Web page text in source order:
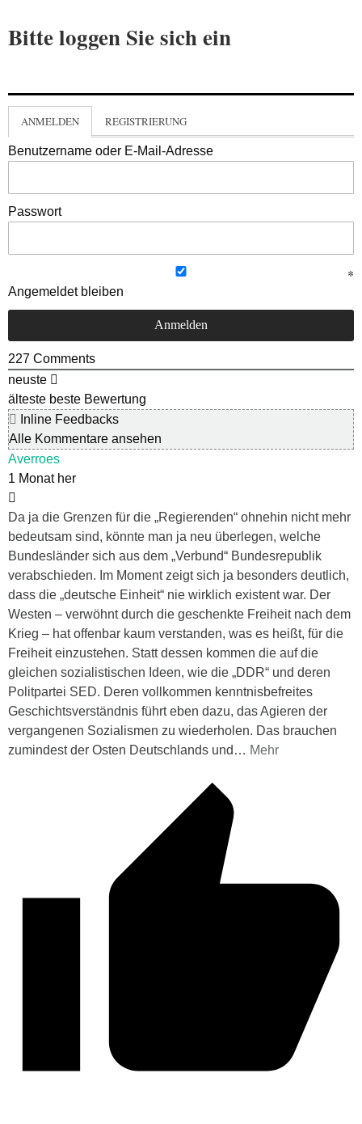
Bitte loggen Sie sich ein
ANMELDEN REGISTRIERUNG
Benutzername oder E-Mail-Adresse
Passwort
Angemeldet bleiben
227 Comments
neuste
älteste beste Bewertung
Inline Feedbacks
Alle Kommentare ansehen
Averroes
1 Monat her
Da ja die Grenzen für die „Regierenden“ ohnehin nicht mehr
bedeutsam sind, könnte man ja neu überlegen, welche
Bundesländer sich aus dem „Verbund“ Bundesrepublik
verabschieden. Im Moment zeigt sich ja besonders deutlich,
dass die „deutsche Einheit“ nie wirklich existent war. Der
Westen – verwöhnt durch die geschenkte Freiheit nach dem
Krieg – hat offenbar kaum verstanden, was es heißt, für die
Freiheit einzustehen. Statt dessen kommen die auf die
gleichen sozialistischen Ideen, wie die „DDR“ und deren
Politpartei SED. Deren vollkommen kenntnisbefreites
Geschichtsverständnis führt eben dazu, das Agieren der
vergangenen Sozialismen zu wiederholen. Das brauchen
zumindest der Osten Deutschlands und … Mehr